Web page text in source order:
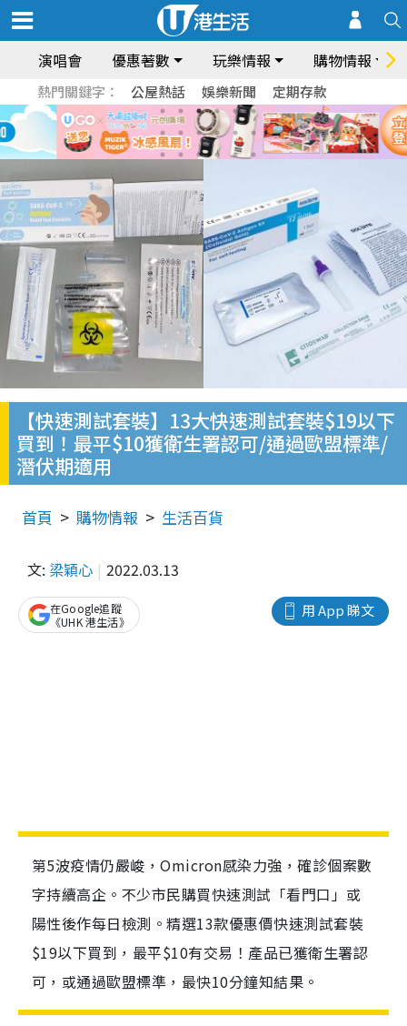
演唱會 優惠著數 玩樂情報 購物情報
熱門關鍵字： 公屋熱話 娛樂新聞 定期存款
【快速測試套裝】13大快速測試套裝$19以下
買到！最平$10獲衛生署認可/通過歐盟標準/
潛伏期適用
首頁 購物情報 生活百貨
文: 梁穎心 2022.03.13
用 App 睇文
在Google追蹤
《UHK 港生活》
第5波疫情仍嚴峻，Omicron感染力強，確診個案數
字持續高企。不少市民購買快速測試「看門口」或
陽性後作每日檢測。精選13款優惠價快速測試套裝
$19以下買到，最平$10有交易！產品已獲衛生署認
可，或通過歐盟標準，最快10分鐘知結果。